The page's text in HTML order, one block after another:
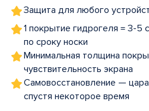
Защита для любого
1 покрытие гидрогеля = 3-5
по сроку носки
Минимальная толщина
чувствительность экрана
Самовосстановление —
спустя некоторое время